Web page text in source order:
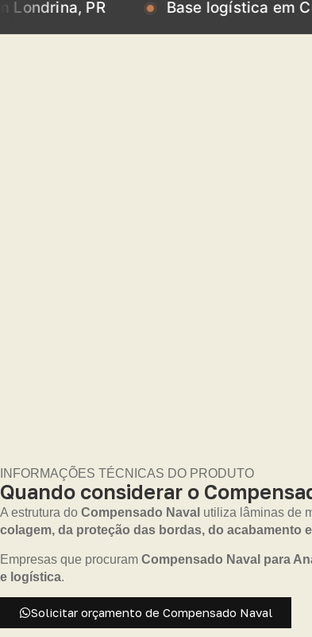
PR Base logística em Curitiba,
INFORMAÇÕES TÉCNICAS DO PRODUTO
Quando considerar o
A estrutura do Compensado Naval utiliza lâminas de
colagem, da proteção das bordas, do acabamento
Empresas que procuram Compensado Naval para
e logística.
Solicitar orçamento de Compensado Naval